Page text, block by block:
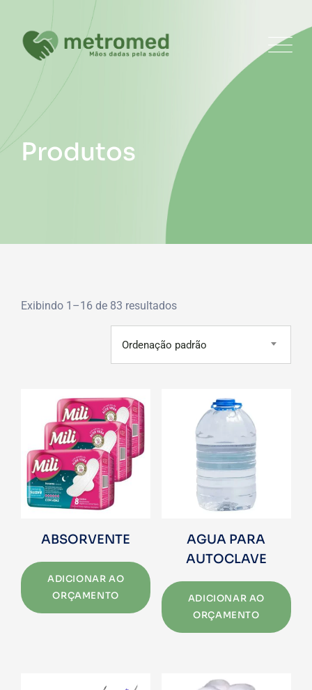
content
Produtos
Exibindo 1–16 de 83 resultados
Ordenação padrão
ABSORVENTE
ADICIONAR AO
ORÇAMENTO
AGUA PARA
AUTOCLAVE
ADICIONAR AO
ORÇAMENTO